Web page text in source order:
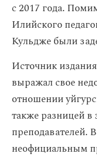
с 2017 года.
Илийского
Кульдже были
Источник
выражал свое
отношении
также разницей в
преподавателей.
неофициальным